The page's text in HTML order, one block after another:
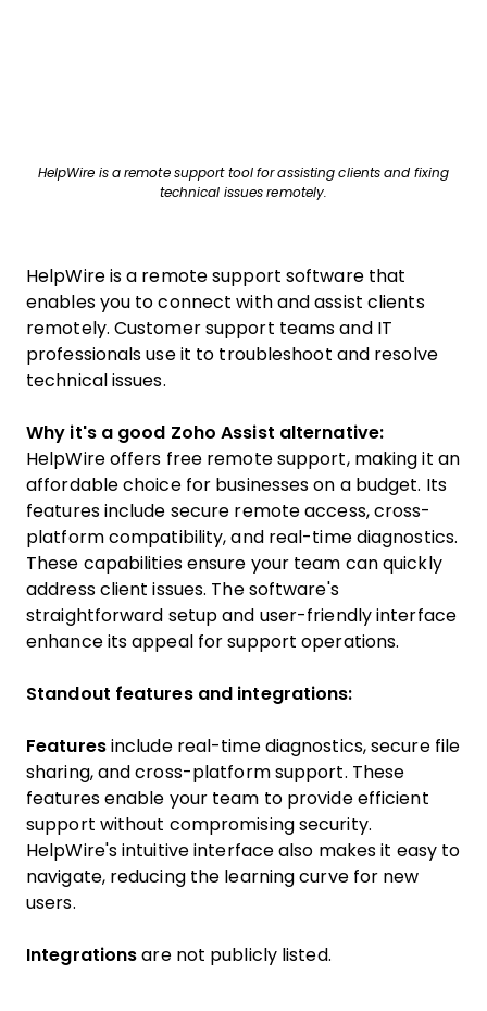
HelpWire is a remote support tool for assisting clients and fixing
technical issues remotely.
HelpWire is a remote support software that
enables you to connect with and assist clients
remotely. Customer support teams and IT
professionals use it to troubleshoot and resolve
technical issues.
Why it's a good Zoho Assist alternative:
HelpWire offers free remote support, making it an
affordable choice for businesses on a budget. Its
features include secure remote access, cross-
platform compatibility, and real-time diagnostics.
These capabilities ensure your team can quickly
address client issues. The software's
straightforward setup and user-friendly interface
enhance its appeal for support operations.
Standout features and integrations:
Featuresinclude real-time diagnostics, secure file
sharing, and cross-platform support. These
features enable your team to provide efficient
support without compromising security.
HelpWire's intuitive interface also makes it easy to
navigate, reducing the learning curve for new
users.
Integrations are not publicly listed.